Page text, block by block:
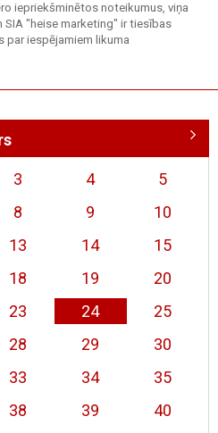
iepriekšminētos noteikumus, viņa
"heise marketing" ir tiesības
iespējamiem likuma
3 4
5
8 9
10
13 14
15
18 19
20
23 24
25
28 29
30
33 34
35
38 39 40